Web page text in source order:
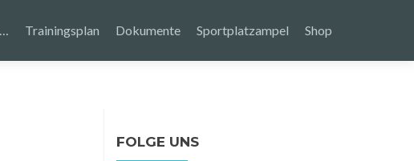
Trainingsplan Dokumente Sportplatzampel Shop
FOLGE UNS